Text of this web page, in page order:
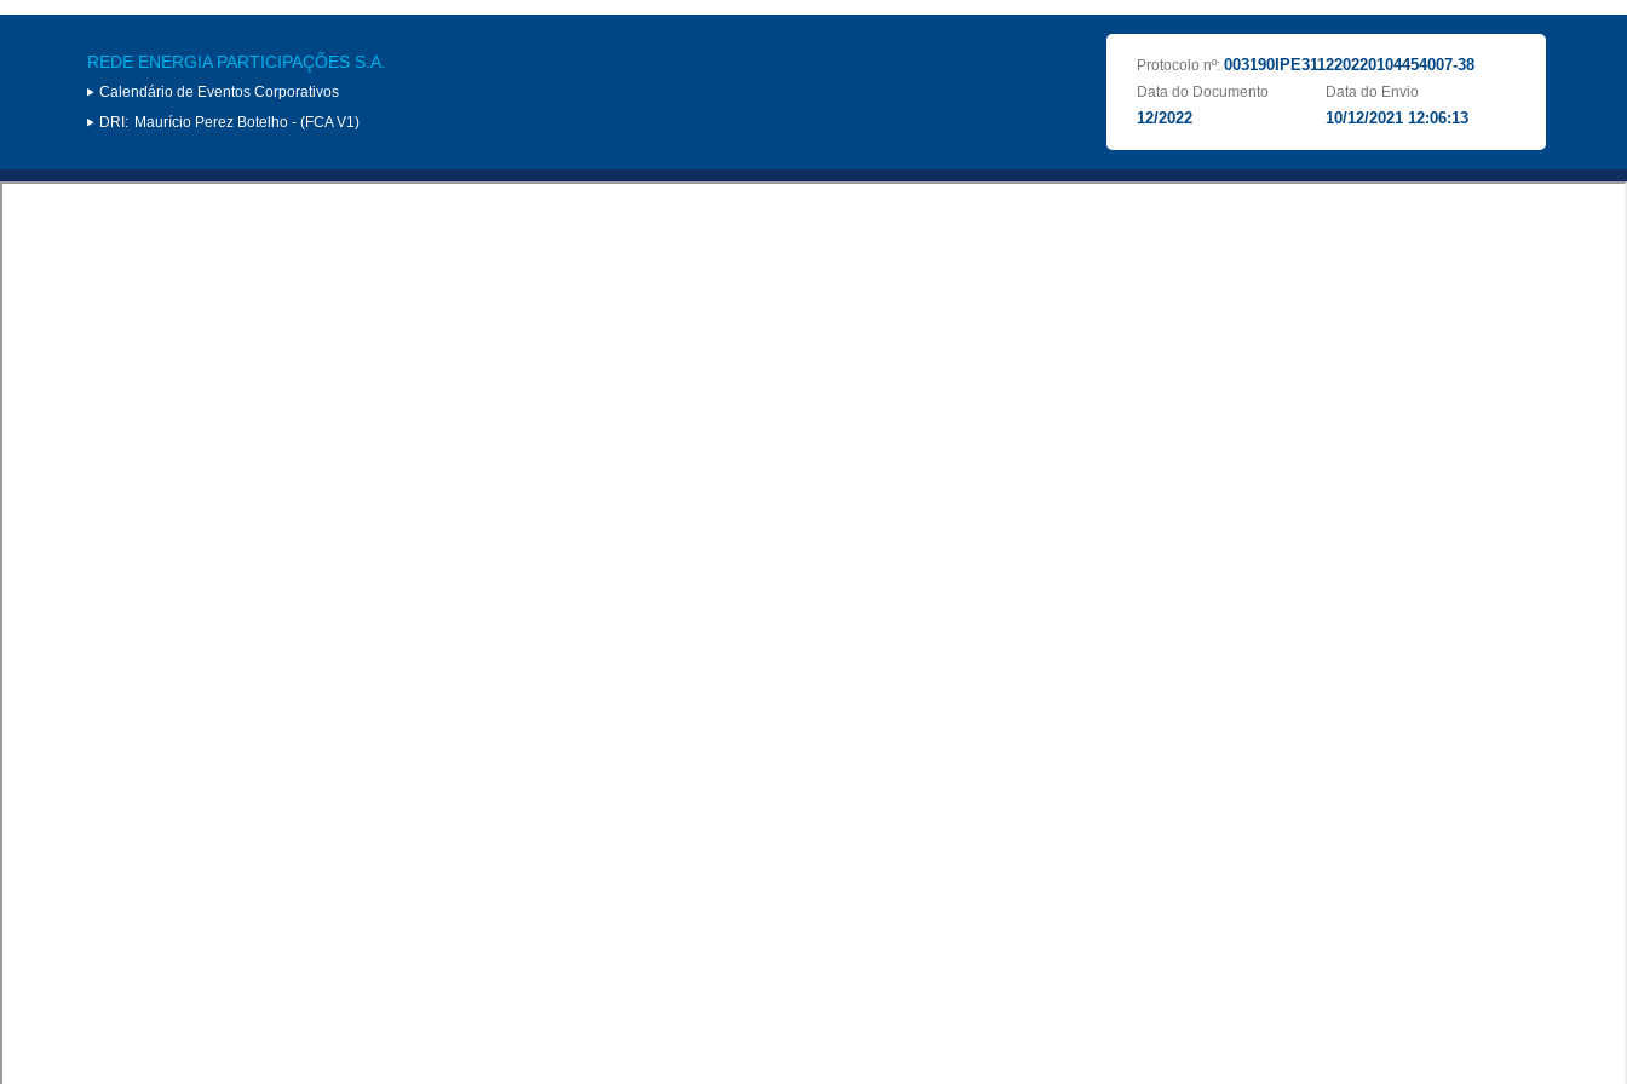
REDE ENERGIA PARTICIPAÇÕES S.A.
Calendário de Eventos Corporativos
DRI: Maurício Perez Botelho - (FCA V1)
Protocolo nº: 003190IPE311220220104454007-38
Data do Documento
12/2022
Data do Envio
10/12/2021 12:06:13